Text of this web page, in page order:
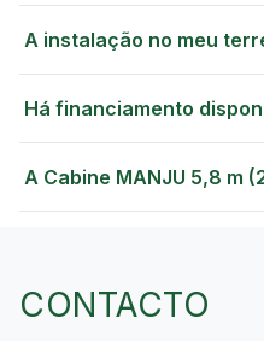
A instalação no meu
Há financiamento
A Cabine MANJU 5,8 m
CONTACTO